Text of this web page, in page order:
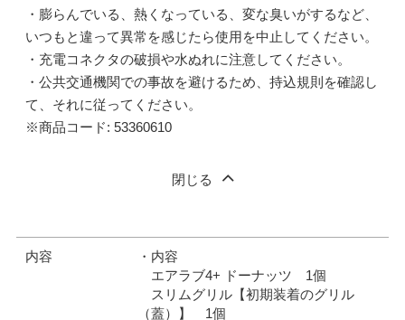
・膨らんでいる、熱くなっている、変な臭いがするなど、
いつもと違って異常を感じたら使用を中止してください。
・充電コネクタの破損や水ぬれに注意してください。
・公共交通機関での事故を避けるため、持込規則を確認し
て、それに従ってください。
※商品コード: 53360610
閉じる
内容
・内容
エアラブ4+ ドーナッツ 1個
スリムグリル【初期装着のグリル
（蓋）】 1個